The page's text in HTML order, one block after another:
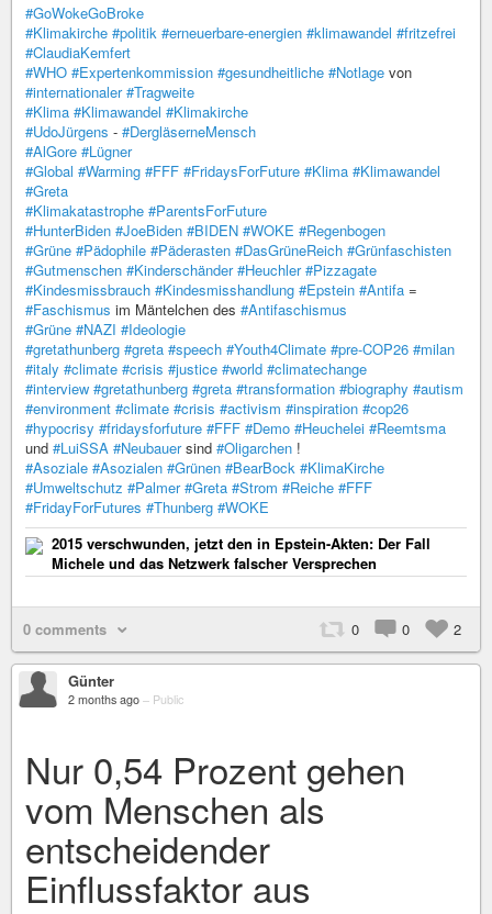
#GoWokeGoBroke
#Klimakirche #politik #erneuerbare-energien #klimawandel #fritzefrei
#ClaudiaKemfert
#WHO #Expertenkommission #gesundheitliche #Notlage von
#internationaler #Tragweite
#Klima #Klimawandel #Klimakirche
#UdoJürgens - #DergläserneMensch
#AlGore #Lügner
#Global #Warming #FFF #FridaysForFuture #Klima #Klimawandel
#Greta
#Klimakatastrophe #ParentsForFuture
#HunterBiden #JoeBiden #BIDEN #WOKE #Regenbogen
#Grüne #Pädophile #Päderasten #DasGrüneReich #Grünfaschisten
#Gutmenschen #Kinderschänder #Heuchler #Pizzagate
#Kindesmissbrauch #Kindesmisshandlung #Epstein #Antifa =
#Faschismus im Mäntelchen des #Antifaschismus
#Grüne #NAZI #Ideologie
#gretathunberg #greta #speech #Youth4Climate #pre-COP26 #milan
#italy #climate #crisis #justice #world #climatechange
#interview #gretathunberg #greta #transformation #biography #autism
#environment #climate #crisis #activism #inspiration #cop26
#hypocrisy #fridaysforfuture #FFF #Demo #Heuchelei #Reemtsma
und #LuiSSA #Neubauersind #Oligarchen !
#Asoziale #Asozialen #Grünen #BearBock #KlimaKirche
#Umweltschutz #Palmer #Greta #Strom #Reiche #FFF
#FridayForFutures #Thunberg #WOKE
2015 verschwunden, jetzt den in Epstein-Akten: Der Fall
Michele und das Netzwerk falscher Versprechen
0 comments 0 0 2
Günter
2 months ago – Public
Nur 0,54 Prozent gehen
vom Menschen als
entscheidender
Einflussfaktor aus